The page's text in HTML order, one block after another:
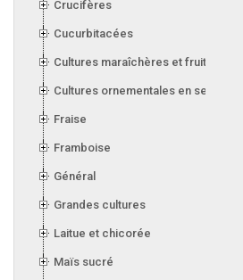
Crucifères
Cucurbitacées
Cultures maraîchères et fruitières
Cultures ornementales en serre
Fraise
Framboise
Général
Grandes cultures
Laitue et chicorée
Maïs sucré